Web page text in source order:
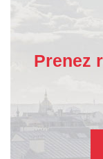
Prenez